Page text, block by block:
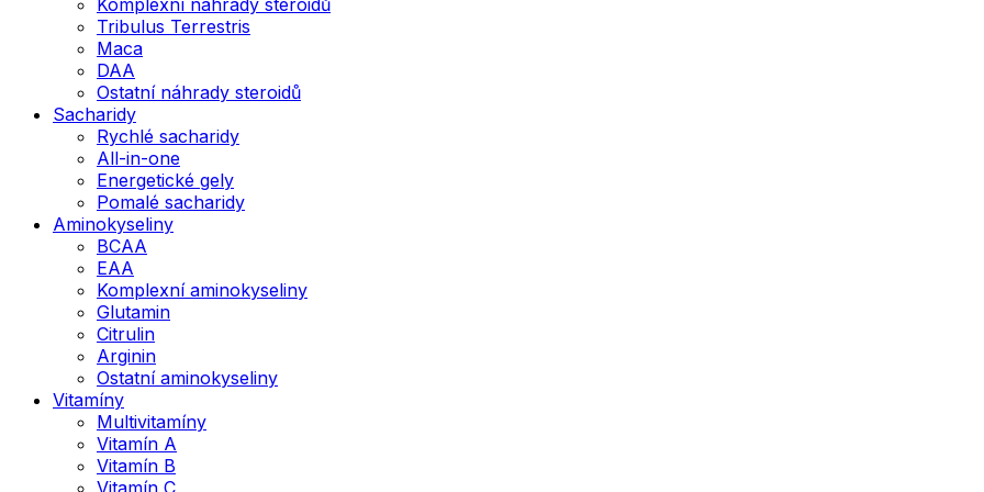
Tribulus Terrestris
Maca
DAA
Ostatní náhrady steroidů
Sacharidy
Rychlé sacharidy
All-in-one
Energetické gely
Pomalé sacharidy
Aminokyseliny
BCAA
EAA
Komplexní aminokyseliny
Glutamin
Citrulin
Arginin
Ostatní aminokyseliny
Vitamíny
Multivitamíny
Vitamín A
Vitamín B
Vitamín C